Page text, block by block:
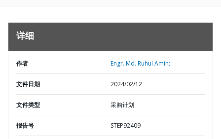
详细
作者 Engr. Md. Ruhul Amin;
文件日期 2024/02/12
文件类型 采购计划
报告号 STEP92409